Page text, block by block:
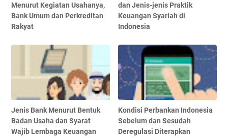
Menurut Kegiatan Usahanya,
Bank Umum dan Perkreditan
Rakyat
dan Jenis-jenis Praktik
Keuangan Syariah di
Indonesia
Jenis Bank Menurut Bentuk
Badan Usaha dan Syarat
Wajib Lembaga Keuangan
Kondisi Perbankan Indonesia
Sebelum dan Sesudah
Deregulasi Diterapkan